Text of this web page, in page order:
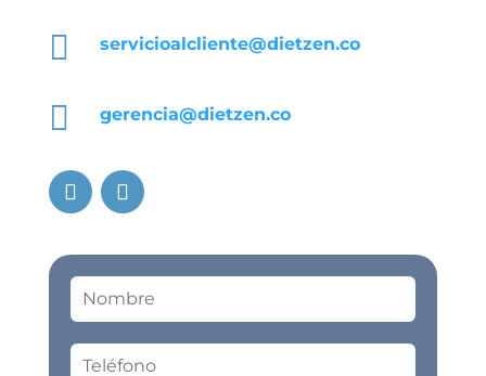
 servicioalcliente@dietzen.co
 gerencia@dietzen.co